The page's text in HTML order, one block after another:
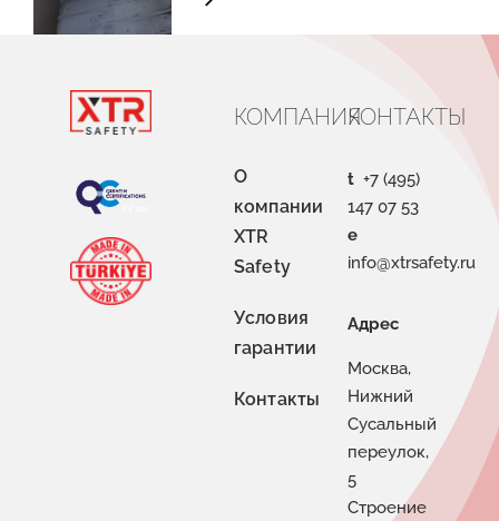
КОМПАНИЯ
О
компании
XTR
Safety
Условия
гарантии
Контакты
КОНТАКТЫ
t +7 (495)
147 07 53
e
info@xtrsafety.ru
Адрес
Москва,
Нижний
Сусальный
переулок,
5
Строение